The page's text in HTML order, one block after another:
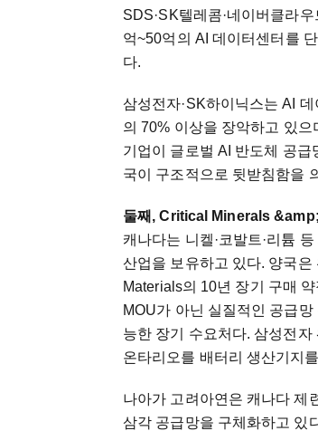
SDS·SK텔레콤·네이버클라
억~50억의 AI 데이터센터를
다.
삼성전자·SK하이닉스는 AI
의 70% 이상을 장악하고 있
기업이 글로벌 AI 반도체 공
국이 구조적으로 뒷받침함을
둘째, Critical Minerals
캐나다는 니켈·코발트·리튬
산업을 보유하고 있다. 양국
Materials의 10년 장기 구매
MOU가 아닌 실질적인 공급
능한 장기 수요처다. 삼성전
온타리오를 배터리 생산기지
나아가 고려아연은 캐나다 제
삼각 공급망을 구체화하고 있